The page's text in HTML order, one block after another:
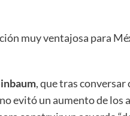
muy ventajosa para
, que tras
evitó un aumento de los